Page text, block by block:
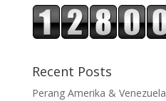
Recent Posts
Perang Amerika & Venezuela